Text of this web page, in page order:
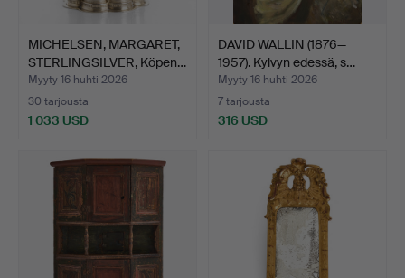
MICHELSEN, MARGARET,
STERLINGSILVER, Köpen…
Myyty 16 huhti 2026
30 tarjousta
1 033 USD
DAVID WALLIN (1876—
1957). Kylvyn edessä, s…
Myyty 16 huhti 2026
7 tarjousta
316 USD